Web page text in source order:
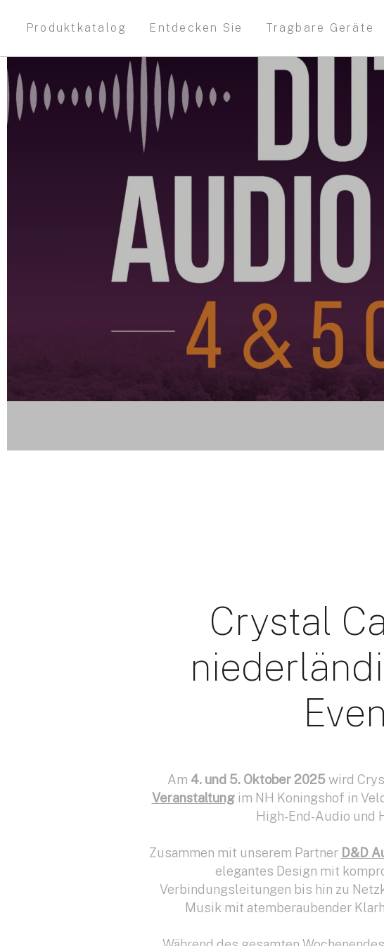
Produktkatalog Entdecken Sie Tragbare Geräte
Crystal
Am 4. und 5. Oktober 2025wird
Veranstaltungim NH Koningshof in
High-End-Audio und
Zusammen mit unserem Partner D&D
elegantes Design mit
Verbindungsleitungen bis hin zu
Musik mit atemberaubender